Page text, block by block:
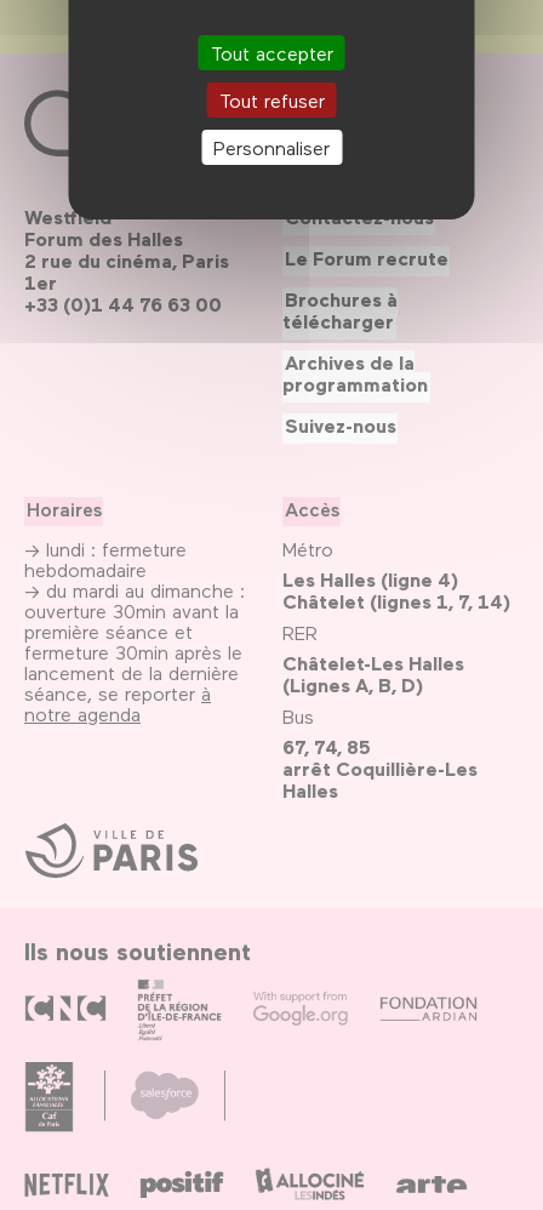
Tout accepter
Tout refuser
Personnaliser
Ville
de
Paris
Westfield
Forum des Halles
2 rue du cinéma, Paris
1er
+33 (0)1 44 76 63 00
Horaires
→ lundi : fermeture
hebdomadaire
→ du mardi au dimanche :
ouverture 30min avant la
première séance et
fermeture 30min après le
lancement de la dernière
séance, se reporter à
notre agenda
Accès
Métro
Les Halles (ligne 4)
Châtelet (lignes 1, 7, 14)
RER
Châtelet-Les Halles
(Lignes A, B, D)
Bus
67, 74, 85
arrêt Coquillière-Les
Halles
Contactez-nous
Le Forum recrute
Brochures à
télécharger
Archives de la
programmation
Suivez-nous
Ils nous soutiennent